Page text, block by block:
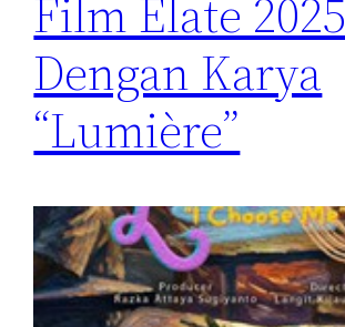
Film Elate 2025
Dengan Karya
“Lumière”